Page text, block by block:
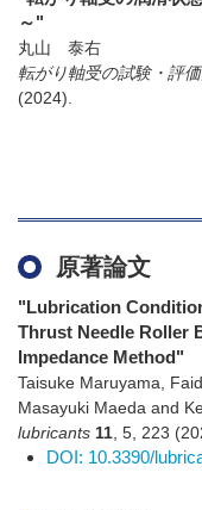
～"
丸山 泰右
転がり軸受の試験・評
(2024)
原著論文
"Lubrication
Thrust Needle Roller
Impedance Method"
Taisuke Maruyama,
Masayuki Maeda and
lubricants 11 5 223
DOI: 10.3390/